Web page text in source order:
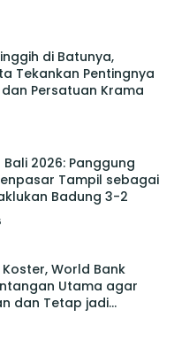
di Batunya,
Tekankan Pentingnya
Persatuan Krama
2026: Panggung
Tampil sebagai
Badung 3-2
World Bank
Utama agar
dan Tetap jadi